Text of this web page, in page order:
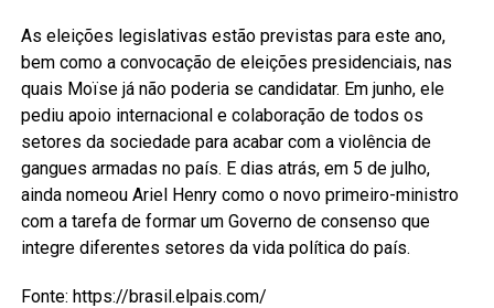
As eleições legislativas estão previstas para este ano,
bem como a convocação de eleições presidenciais, nas
quais Moïse já não poderia se candidatar. Em junho, ele
pediu apoio internacional e colaboração de todos os
setores da sociedade para acabar com a violência de
gangues armadas no país. E dias atrás, em 5 de julho,
ainda nomeou Ariel Henry como o novo primeiro-ministro
com a tarefa de formar um Governo de consenso que
integre diferentes setores da vida política do país.
Fonte: https://brasil.elpais.com/